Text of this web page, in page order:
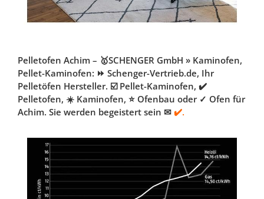
Pelletofen Achim – 🥇SCHENGER GmbH » Kaminofen,
Pellet-Kaminofen: ⏩ Schenger-Vertrieb.de, Ihr
Pelletöfen Hersteller. ☑️ Pellet-Kaminofen, ✔️
Pelletofen, ☀️ Kaminofen, ⭐ Ofenbau oder ✓ Ofen für
Achim. Sie werden begeistert sein ✉ ✔️.